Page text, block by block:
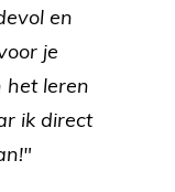
en
je
het leren
ik direct